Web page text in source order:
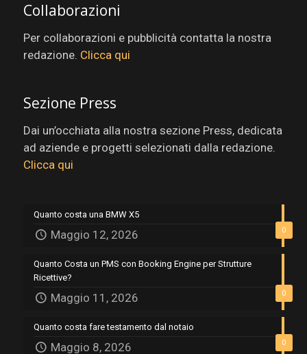
Collaborazioni
Per collaborazioni e pubblicità contatta la nostra
redazione. Clicca qui
Sezione Press
Dai un’occhiata alla nostra sezione Press, dedicata
ad aziende e progetti selezionati dalla redazione.
Clicca qui
0
Quanto costa una BMW X5
Maggio 12, 2026
0
Quanto Costa un PMS con Booking Engine per Strutture
Ricettive?
Maggio 11, 2026
0
Quanto costa fare testamento dal notaio
Maggio 8, 2026